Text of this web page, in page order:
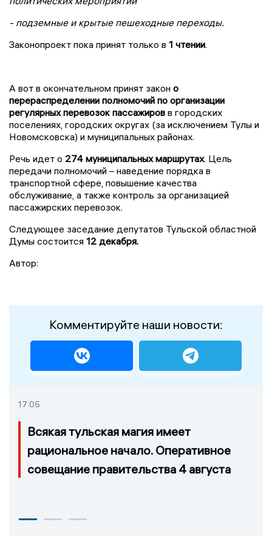
- подземные и крытые пешеходные переходы.
Законопроект пока принят только в 1 чтении.
А вот в окончательном принят закон о
перераспределении полномочий по организации
регулярных перевозок пассажиров в городских
поселениях, городских округах (за исключением Тулы и
Новомсковска) и муниципальных районах.
Речь идет о 274 муниципальных маршрутах. Цель
передачи полномочий – наведение порядка в
транспортной сфере, повышение качества
обслуживание, а также контроль за организацией
пассажирских перевозок.
Следующее заседание депутатов Тульской областной
Думы состоится 12 декабря.
Автор:
Комментируйте наши новости:
17:05
Всякая тульская магия имеет
рациональное начало. Оперативное
совещание правительства 4 августа